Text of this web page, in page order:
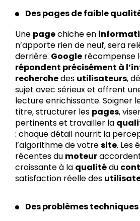
Des pages de faible
Une pagechiche en
n’apporte rien de neuf, sera
derrière. Google récompense
répondent précisément à
recherchedes utilisateurs,
sujet avec sérieux et offrent
lecture enrichissante. Soigner
titre, structurer les pages,
pertinents et travailler la
: chaque détail nourrit la
l’algorithme de votresite. Les
récentes du moteur
croissante à la qualitédu
satisfaction réelle des
Des problèmes